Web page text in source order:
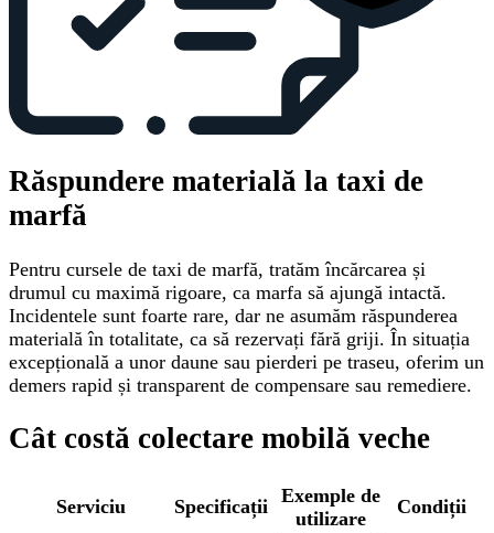
Răspundere materială la taxi de
marfă
Pentru cursele de taxi de marfă, tratăm încărcarea și
drumul cu maximă rigoare, ca marfa să ajungă intactă.
Incidentele sunt foarte rare, dar ne asumăm răspunderea
materială în totalitate, ca să rezervați fără griji. În situația
excepțională a unor daune sau pierderi pe traseu, oferim un
demers rapid și transparent de compensare sau remediere.
Cât costă colectare mobilă veche
Serviciu Specificații
Exemple de
utilizare
Condiții